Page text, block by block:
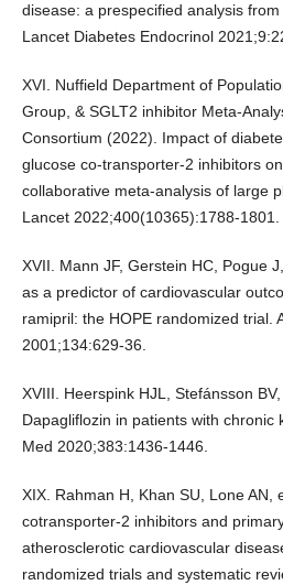
disease: a prespecified analysis from
Lancet Diabetes Endocrinol
XVI. Nuffield Department of
Group, & SGLT2 inhibitor Meta-
Consortium (2022). Impact of
glucose co-transporter-2 inhibitors
collaborative meta-analysis of large
Lancet 2022;400(10365):1788-1801.
XVII. Mann JF, Gerstein HC, Pogue
as a predictor of cardiovascular
ramipril: the HOPE randomized trial.
2001;134:629-36.
XVIII. Heerspink HJL, Stefánsson
Dapagliflozin in patients with chronic
Med 2020;383:1436-1446.
XIX. Rahman H, Khan SU, Lone AN,
cotransporter-2 inhibitors and
atherosclerotic cardiovascular
randomized trials and systematic